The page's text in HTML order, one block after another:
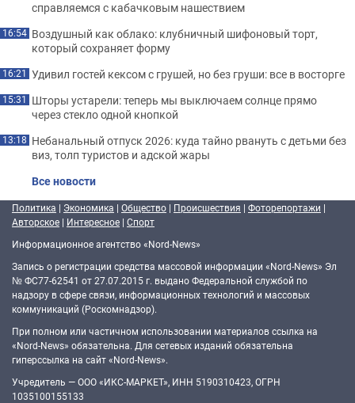
справляемся с кабачковым нашествием
16:54 Воздушный как облако: клубничный шифоновый торт,
который сохраняет форму
16:21 Удивил гостей кексом с грушей, но без груши: все в восторге
15:31 Шторы устарели: теперь мы выключаем солнце прямо
через стекло одной кнопкой
13:18 Небанальный отпуск 2026: куда тайно рвануть с детьми без
виз, толп туристов и адской жары
Все новости
Политика | Экономика | Общество | Происшествия | Фоторепортажи |
Авторское | Интересное | Спорт
Информационное агентство «Nord-News»
Запись о регистрации средства массовой информации «Nord-News» Эл
№ ФС77-62541 от 27.07.2015 г. выдано Федеральной службой по
надзору в сфере связи, информационных технологий и массовых
коммуникаций (Роскомнадзор).
При полном или частичном использовании материалов ссылка на
«Nord-News» обязательна. Для сетевых изданий обязательна
гиперссылка на сайт «Nord-News».
Учредитель — ООО «ИКС-МАРКЕТ», ИНН 5190310423, ОГРН
1035100155133